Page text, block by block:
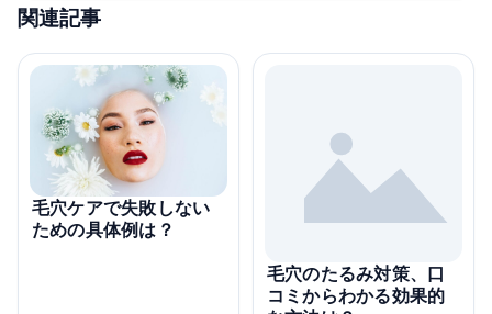
関連記事
毛穴ケアで失敗しない
ための具体例は？
毛穴のたるみ対策、口
コミからわかる効果的